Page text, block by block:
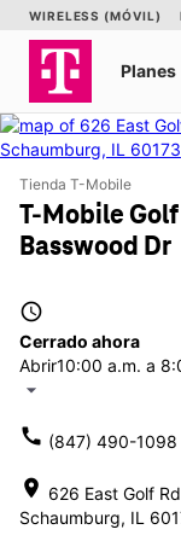
Tienda T-Mobile
T-Mobile Golf
Basswood Dr
access_time
Cerrado ahora
Abrir10:00 a.m. a
arrow_drop_down
call (847) 490-1098
location_on 626 East Golf Rd
Schaumburg, IL